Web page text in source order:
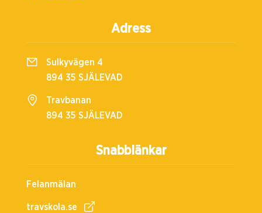
Snabblänkar
Felanmälan
travskola.se
Adress
Sulkyvägen 4
894 35 SJÄLEVAD
Travbanan
894 35 SJÄLEVAD